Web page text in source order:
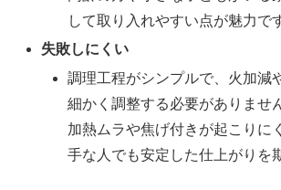
して取り入れやすい点が魅力で
失敗しにくい
調理工程がシンプルで、火加減
細かく調整する必要がありませ
加熱ムラや焦げ付きが起こりに
手な人でも安定した仕上がりを